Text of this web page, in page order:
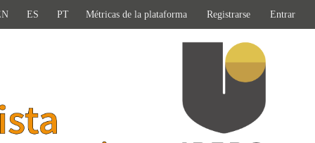
ES PT Métricas de la plataforma Registrarse Entrar